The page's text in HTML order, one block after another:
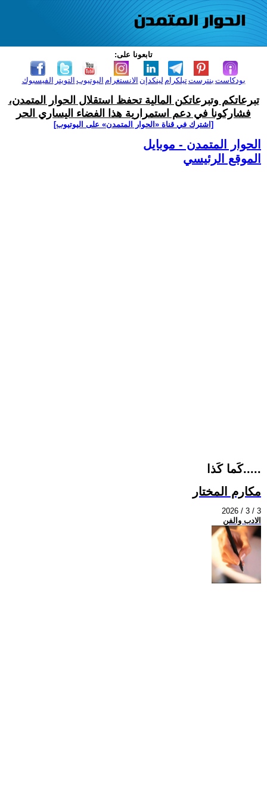
تابعونا على:
الفيسبوك التويتر اليوتيوب الانستغرام لينكدإن تيلكرامبنترست بودكاست
تبرعاتكم وتبرعاتكن المالية تحفظ استقلال الحوار المتمدن،
فشاركونا في دعم استمرارية هذا الفضاء اليساري الحر
[اشترك في قناة ‫«الحوار المتمدن» على اليوتيوب]
الحوار المتمدن - موبايل
الموقع الرئيسي
كَما كَذا.....
مكارم المختار
2026 / 3 / 3
الادب والفن